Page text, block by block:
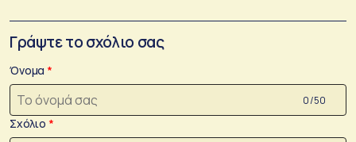
Γράψτε το σχόλιο σας
Όνομα
0 /50
Σχόλιο